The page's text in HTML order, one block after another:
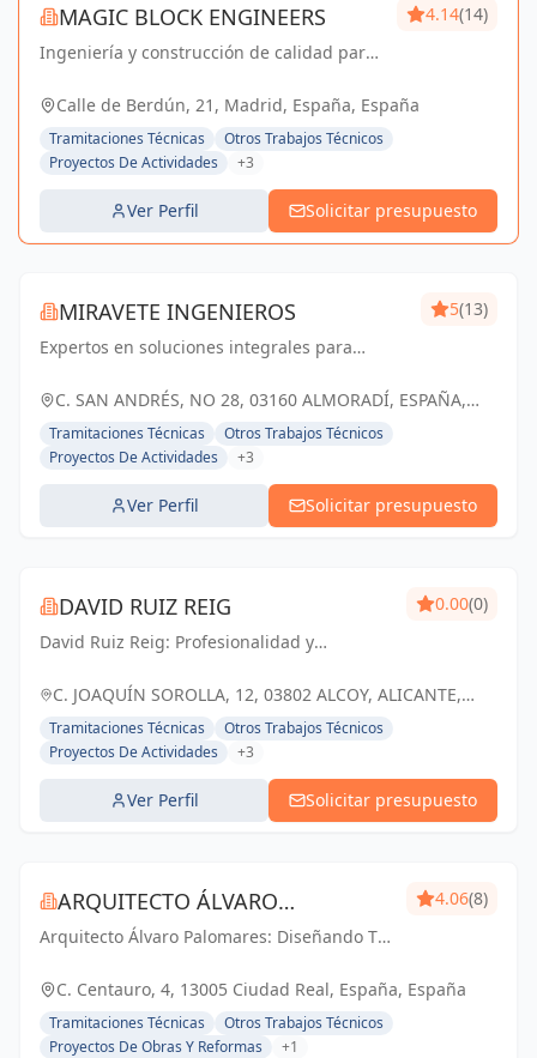
MAGIC BLOCK ENGINEERS
Ingeniería y construcción de calidad para
Nueva.
4.14(14)
Calle de Berdún, 21, Madrid, España, España
Tramitaciones Técnicas
Otros Trabajos Técnicos
Proyectos De Actividades
+3
Ver Perfil Solicitar presupuesto
MIRAVETE INGENIEROS
Expertos en soluciones integrales para
décadas de experiencia, nos especializamos
necesarias...
5(13)
C. SAN ANDRÉS, NO 28, 03160 ALMORADÍ, ESPAÑA,
España
Tramitaciones Técnicas
Otros Trabajos Técnicos
Proyectos De Actividades
+3
Ver Perfil Solicitar presupuesto
DAVID RUIZ REIG
David Ruiz Reig: Profesionalidad y
crear espacios que transforman vidas.
0.00(0)
C. JOAQUÍN SOROLLA, 12, 03802 ALCOY, ALICANTE,
ESPAÑA, España
Tramitaciones Técnicas
Otros Trabajos Técnicos
Proyectos De Actividades
+3
Ver Perfil Solicitar presupuesto
ARQUITECTO ÁLVARO
PALOMARES
Arquitecto Álvaro Palomares: Diseñando Tu
4.06(8)
C. Centauro, 4, 13005 Ciudad Real, España, España
Tramitaciones Técnicas
Otros Trabajos Técnicos
Proyectos De Obras Y Reformas
+1